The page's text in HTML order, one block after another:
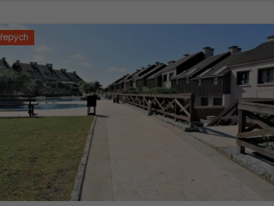
garážové stání a komora. Nenechte si ujít příležitost žít v tomto
ráji. Kontakt GORDON REAL ESTATE GROUP ve Vašem novém
domově na Vás čeká!